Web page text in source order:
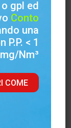
gpl ed
Conto
una
< 1
mg/Nm³
COME